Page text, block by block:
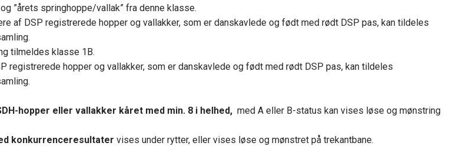
”årets springhoppe/vallak” fra denne klasse.
DSP registrerede hopper og vallakker, som er danskavlede og født med rødt DSP pas, kan tildeles
tilmeldes klasse 1B.
registrerede hopper og vallakker, som er danskavlede og født med rødt DSP pas, kan tildeles
hopper eller vallakker kåret med min. 8 i helhed, med A eller B-status kan vises løse og mønstring
konkurrenceresultatervises under rytter, eller vises løse og mønstret på trekantbane.